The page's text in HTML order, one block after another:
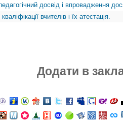
досвід і впровадження
вчителів і їх атестація.
Додати в